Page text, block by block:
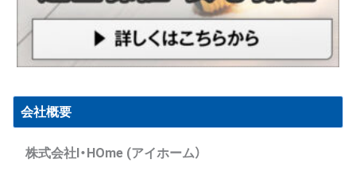
会社概要
株式会社I・HOme (アイホーム）